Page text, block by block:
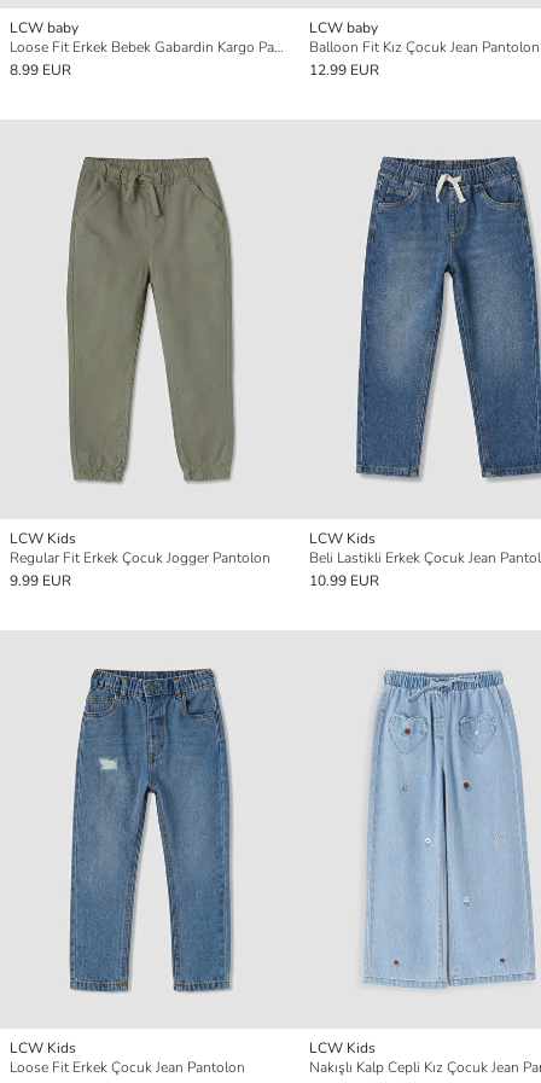
LCW baby
Loose Fit Erkek Bebek Gabardin Kargo Pantolon
8.99 EUR
LCW baby
Balloon Fit Kız Çocuk Jean Pantolon
12.99 EUR
LCW Kids
Regular Fit Erkek Çocuk Jogger Pantolon
9.99 EUR
LCW Kids
Beli Lastikli Erkek Çocuk Jean
10.99 EUR
LCW Kids
Loose Fit Erkek Çocuk Jean Pantolon
LCW Kids
Nakışlı Kalp Cepli Kız Çocuk Jean